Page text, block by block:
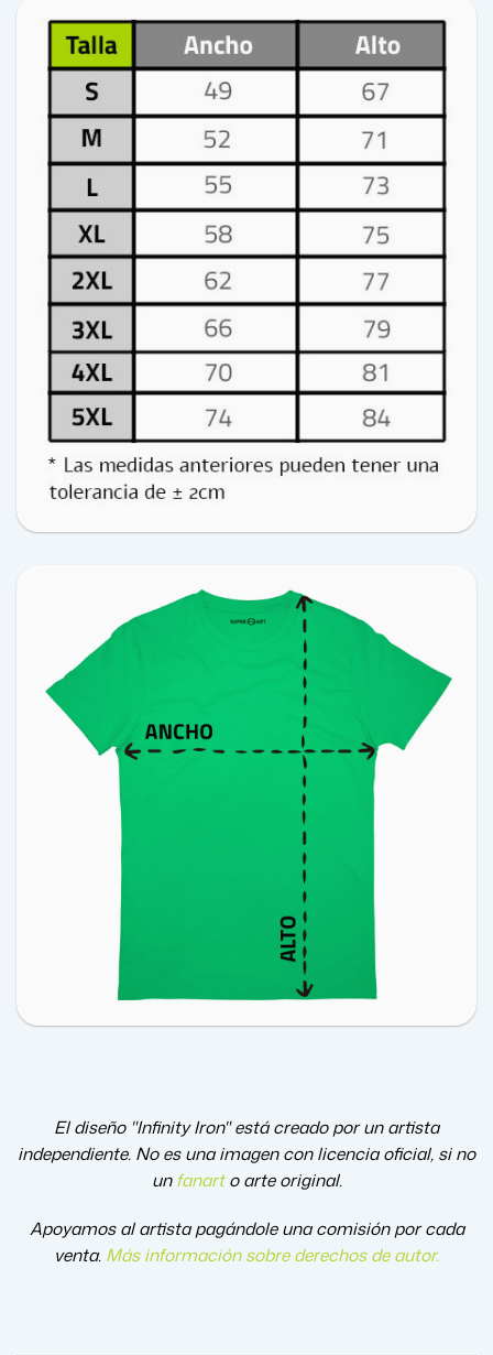
El diseño "Infinity Iron" está creado por un artista
independiente. No es una imagen con licencia oficial, si no
unfanart o arte original.
Apoyamos al artista pagándole una comisión por cada
venta. Más información sobre derechos de autor.